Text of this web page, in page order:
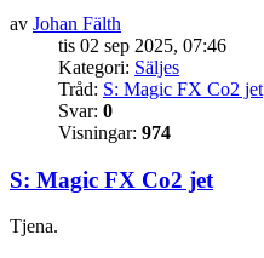
av Johan Fälth
tis 02 sep 2025, 07:46
Kategori: Säljes
Tråd: S: Magic FX Co2 jet
Svar: 0
Visningar: 974
S: Magic FX Co2 jet
Tjena.